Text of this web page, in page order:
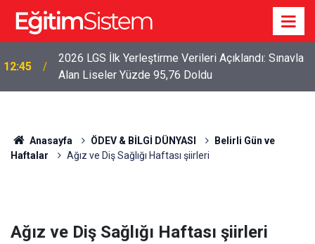
12:45
2026 LGS İlk Yerleştirme Verileri Açıklandı: Sınavla
Alan Liseler Yüzde 95,76 Doldu
Anasayfa ÖDEV & BİLGİ DÜNYASI
Belirli Gün ve
Haftalar
Ağız ve Diş Sağlığı Haftası şiirleri
Ağız ve Diş Sağlığı Haftası şiirleri